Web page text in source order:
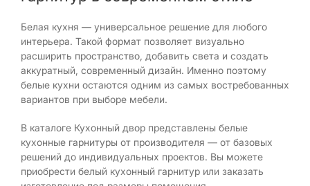
Белая кухня — универсальное решение для любого
интерьера. Такой формат позволяет визуально
расширить пространство, добавить света и создать
аккуратный, современный дизайн. Именно поэтому
белые кухни остаются одним из самых востребованных
вариантов при выборе мебели.
В каталоге Кухонный двор представлены белые
кухонные гарнитуры от производителя — от базовых
решений до индивидуальных проектов. Вы можете
приобрести белый кухонный гарнитур или заказать